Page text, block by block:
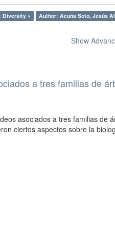
Diversity ×
Author: Acuña Soto, Jesús
Show
a tres familias de
asociados a tres familias de
ciertos aspectos sobre la